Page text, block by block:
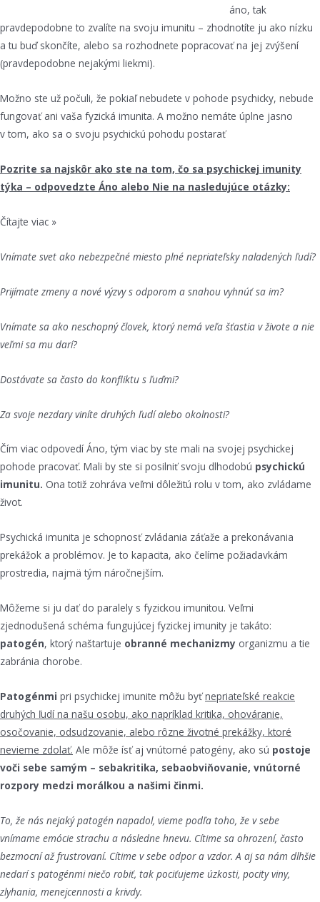
áno, tak
pravdepodobne to zvalíte na svoju imunitu – zhodnotíte ju ako nízku
a tu buď skončíte, alebo sa rozhodnete popracovať na jej zvýšení
(pravdepodobne nejakými liekmi).
Možno ste už počuli, že pokiaľ nebudete v pohode psychicky, nebude
fungovať ani vaša fyzická imunita. A možno nemáte úplne jasno
v tom, ako sa o svoju psychickú pohodu postarať
Pozrite sa najskôr ako ste na tom, čo sa psychickej imunity
týka – odpovedzte Áno alebo Nie na nasledujúce otázky:
Čítajte viac »
Vnímate svet ako nebezpečné miesto plné nepriateľsky naladených ľudí?
Prijímate zmeny a nové výzvy s odporom a snahou vyhnúť sa im?
Vnímate sa ako neschopný človek, ktorý nemá veľa šťastia v živote a nie
veľmi sa mu darí?
Dostávate sa často do konfliktu s ľuďmi?
Za svoje nezdary viníte druhých ľudí alebo okolnosti?
Čím viac odpovedí Áno, tým viac by ste mali na svojej psychickej
pohode pracovať. Mali by ste si posilniť svoju dlhodobú psychickú
imunitu. Ona totiž zohráva veľmi dôležitú rolu v tom, ako zvládame
život.
Psychická imunita je schopnosť zvládania záťaže a prekonávania
prekážok a problémov. Je to kapacita, ako čelíme požiadavkám
prostredia, najmä tým náročnejším.
Môžeme si ju dať do paralely s fyzickou imunitou. Veľmi
zjednodušená schéma fungujúcej fyzickej imunity je takáto:
patogén, ktorý naštartuje obranné mechanizmy organizmu a tie
zabránia chorobe.
Patogénmi pri psychickej imunite môžu byťnepriateľské reakcie
druhých ľudí na našu osobu, ako napríklad kritika, ohováranie,
osočovanie, odsudzovanie, alebo rôzne životné prekážky, ktoré
nevieme zdolať. Ale môže ísť aj vnútorné patogény, ako sú postoje
voči sebe samým – sebakritika, sebaobviňovanie, vnútorné
rozpory medzi morálkou a našimi činmi.
To, že nás nejaký patogén napadol, vieme podľa toho, že v sebe
vnímame emócie strachu a následne hnevu. Cítime sa ohrození, často
bezmocní až frustrovaní. Cítime v sebe odpor a vzdor. A aj sa nám dlhšie
nedarí s patogénmi niečo robiť, tak pociťujeme úzkosti, pocity viny,
zlyhania, menejcennosti a krivdy.